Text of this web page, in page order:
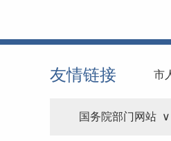
友情链接 市
国务院部门网站